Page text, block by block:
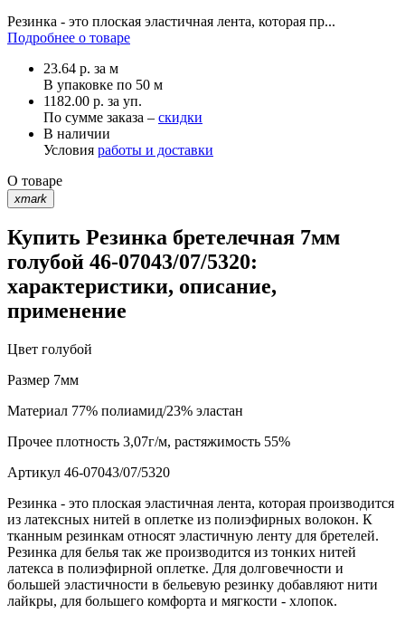
Резинка - это плоская эластичная лента, которая пр...
Подробнее о товаре
23.64 р. за м
В упаковке по 50 м
1182.00 р. за уп.
По сумме заказа – скидки
В наличии
Условия работы и доставки
О товаре
xmark
Купить Резинка бретелечная 7мм
голубой 46-07043/07/5320:
характеристики, описание,
применение
Цвет голубой
Размер 7мм
Материал 77% полиамид/23% эластан
Прочее плотность 3,07г/м, растяжимость 55%
Артикул 46-07043/07/5320
Резинка - это плоская эластичная лента, которая производится
из латексных нитей в оплетке из полиэфирных волокон. К
тканным резинкам относят эластичную ленту для бретелей.
Резинка для белья так же производится из тонких нитей
латекса в полиэфирной оплетке. Для долговечности и
большей эластичности в бельевую резинку добавляют нити
лайкры, для большего комфорта и мягкости - хлопок.